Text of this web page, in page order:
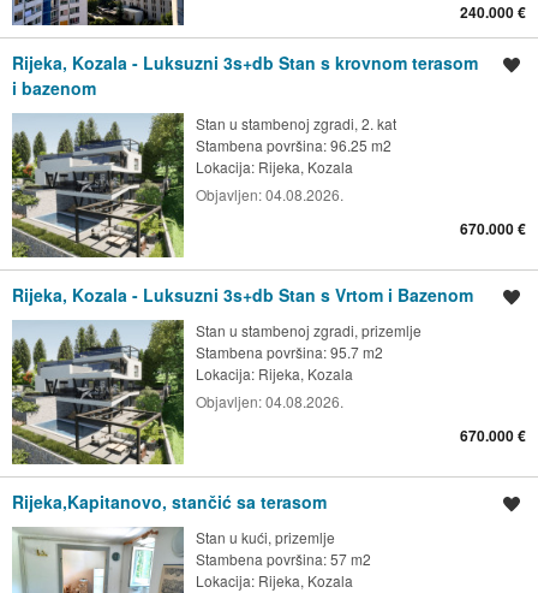
240.000 €
Rijeka, Kozala - Luksuzni 3s+db Stan s krovnom terasom
i bazenom
Stan u stambenoj zgradi, 2. kat
Stambena površina: 96.25 m2
Lokacija: Rijeka, Kozala
Objavljen:04.08.2026.
670.000 €
Rijeka, Kozala - Luksuzni 3s+db Stan s Vrtom i Bazenom
Stan u stambenoj zgradi, prizemlje
Stambena površina: 95.7 m2
Lokacija: Rijeka, Kozala
Objavljen:04.08.2026.
670.000 €
Rijeka,Kapitanovo, stančić sa terasom
Stan u kući, prizemlje
Stambena površina: 57 m2
Lokacija: Rijeka, Kozala